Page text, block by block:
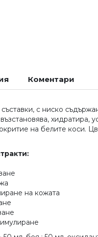
с ниско
хидратира,
на белите коси.
на кожата
Коментари